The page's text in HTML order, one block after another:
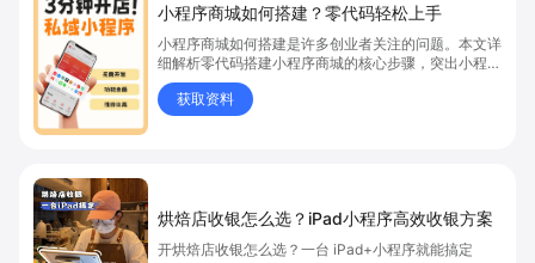
小程序商城如何搭建？零代码轻松上手
小程序商城如何搭建是许多创业者关注的问题。本文详
细解析零代码搭建小程序商城的核心步骤，突出小程序
商城、商城搭建与零代码开店优势，帮助你轻松实现商
品上架、全渠道销售及高效会员运营，快速开启线上卖
货新模式。点击获取详细操作指南！
获取资料
烘焙店收银怎么选？iPad小程序高效收银方案
开烘焙店收银怎么选？一台 iPad+小程序就能搞定